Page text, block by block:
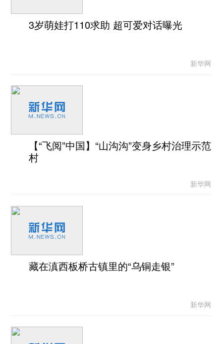
3岁萌娃打110求助 超可爱对话曝光
新华网
【“飞阅”中国】“山沟沟”变身乡村治理示范
村
新华网
藏在滇西板桥古镇里的“乌铜走银”
新华网